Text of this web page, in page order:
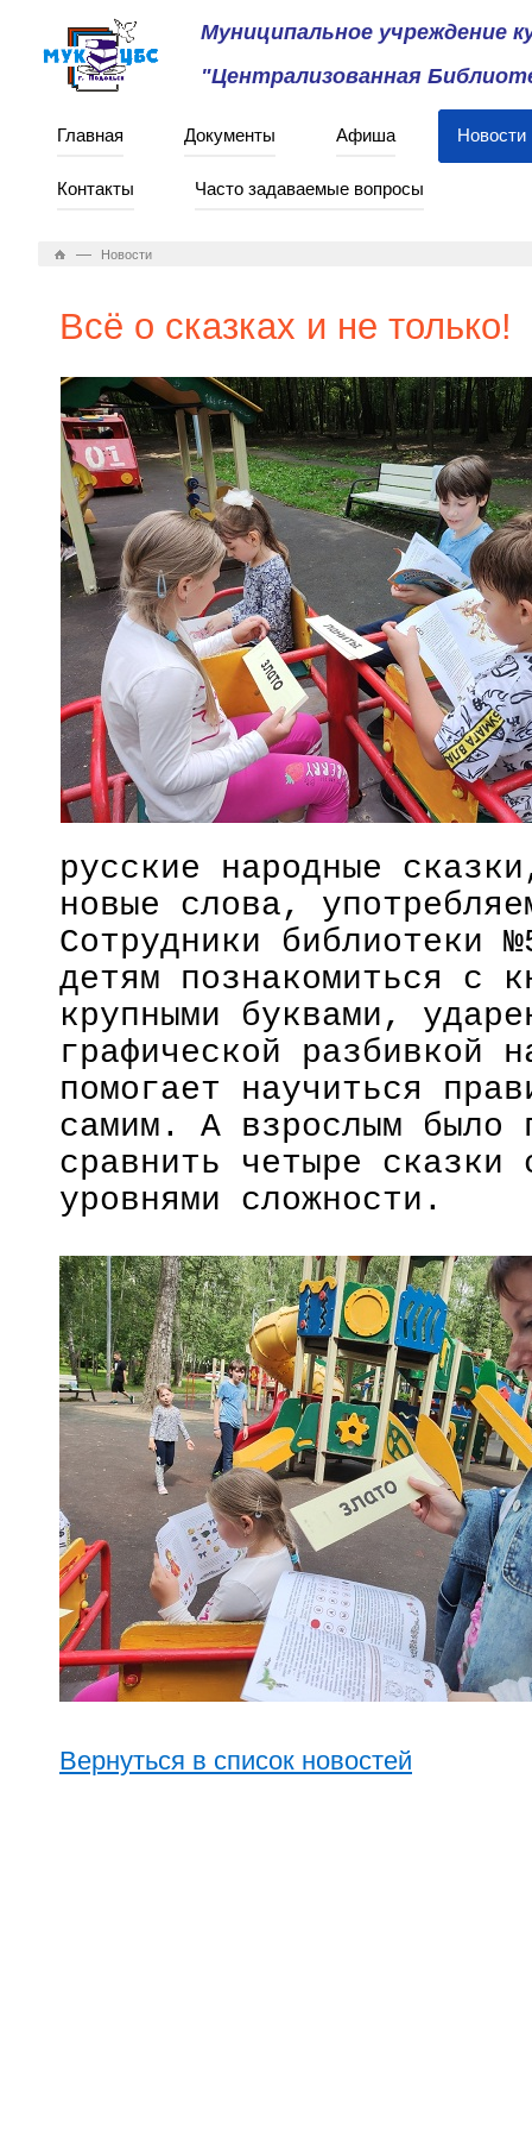
Муниципальное учреждение
"Централизованная
Главная Документы Афиша Новости
Контакты Часто задаваемые вопросы
— Новости
Всё о сказках и не только!
русские народные
новые слова,
Сотрудники библиотеки
детям познакомиться с
крупными буквами,
графической разбивкой
помогает научиться
самим. А взрослым было
сравнить четыре сказки
уровнями сложности.
Вернуться в список новостей